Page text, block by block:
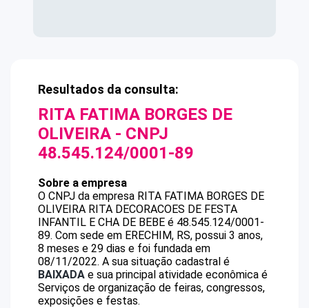
Resultados da consulta:
RITA FATIMA BORGES DE
OLIVEIRA - CNPJ
48.545.124/0001-89
Sobre a empresa
O CNPJ da empresa RITA FATIMA BORGES DE
OLIVEIRA RITA DECORACOES DE FESTA
INFANTIL E CHA DE BEBE é 48.545.124/0001-
89. Com sede em ERECHIM, RS, possui 3 anos,
8 meses e 29 dias e foi fundada em
08/11/2022. A sua situação cadastral é
BAIXADA e sua principal atividade econômica é
Serviços de organização de feiras, congressos,
exposições e festas.